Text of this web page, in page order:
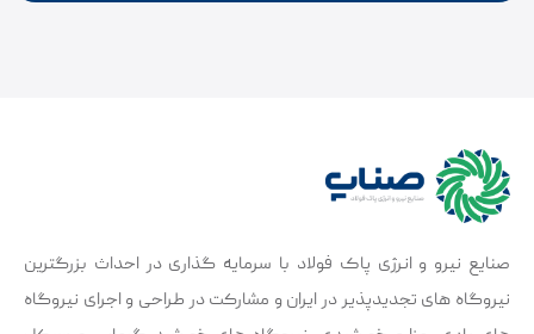
صنایع نیرو و انرژی پاک فولاد با سرمایه گذاری در احداث بزرگترین
نیروگاه های تجدیدپذیر در ایران و مشارکت در طراحی و اجرای نیروگاه